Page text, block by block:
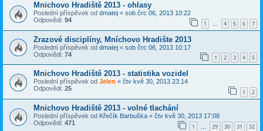
Mnichovo Hradiště 2013 - ohlasy
Poslední příspěvek od dmatej « sob črc 06, 2013 10:22
Odpovědi: 94 1 … 4 5 6 7
Zrazové disciplíny, Mníchovo Hradište 2013
Poslední příspěvek od dmatej « sob črc 06, 2013 10:17
Odpovědi: 74 1 2 3 4 5
Mnichovo Hradiště 2013 - statistika vozidel
Poslední příspěvek od Jelen « čtv kvě 30, 2013 23:14
Odpovědi: 25 1 2
Mnichovo Hradiště 2013 - volné tlachání
Poslední příspěvek od Křečík Barbuška « čtv kvě 30, 2013 17:08
Odpovědi: 471 1 … 29 30 31 32